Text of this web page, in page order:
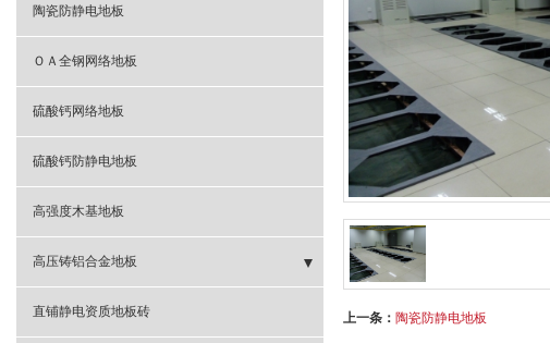
上一条： 陶瓷防静电地板
- 无边全钢防静电地板
陶瓷防静电地板
ＯＡ全钢网络地板
硫酸钙网络地板
硫酸钙防静电地板
高强度木基地板
高压铸铝合金地板
- 高压铸铝防静电地板
直铺静电资质地板砖